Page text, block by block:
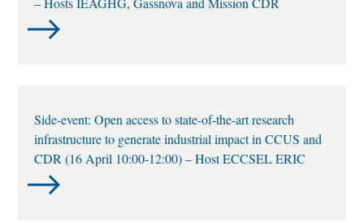
Side-event: Open access to state-of-the-art research
infrastructure to generate industrial impact in CCUS and
CDR (16 April 10:00-12:00) – Host ECCSEL ERIC